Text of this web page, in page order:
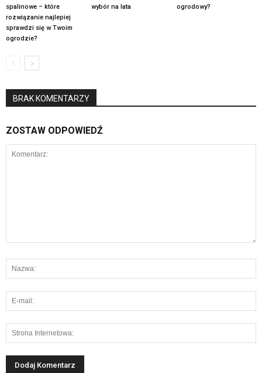
spalinowe – które
rozwiązanie najlepiej
sprawdzi się w Twoim
ogrodzie?
wybór na lata ogrodowy?
BRAK KOMENTARZY
ZOSTAW ODPOWIEDŹ